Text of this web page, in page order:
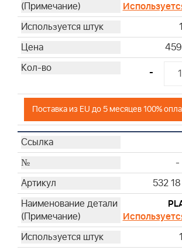
1
-
Поставка из EU до 5 месяцев 100%
-
532
1